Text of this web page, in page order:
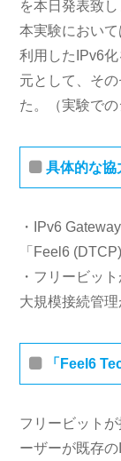
を本日発表致し
本実験におい
利用したIPv6
元として、そ
た。（実験での
具体的な協
・IPv6
「Feel6
・フリービッ
大規模接続管
「Feel6
フリービット
ーザーが既存